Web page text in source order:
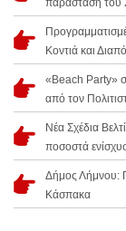
παράσταση του
Κοντιά και
«Beach Party»
από τον
Νέα Σχέδια
ποσοστά
Δήμος Λήμνου:
Κάσπακα